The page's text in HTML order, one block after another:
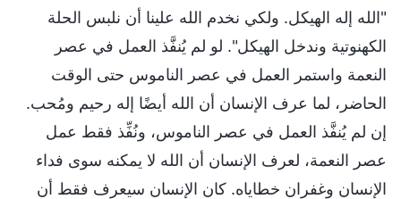
"الله إله الهيكل. ولكي نخدم الله علينا أن نلبس الحلة
الكهنوتية وندخل الهيكل". لو لم يُنفَّذ العمل في عصر
النعمة واستمر العمل في عصر الناموس حتى الوقت
الحاضر، لما عرف الإنسان أن الله أيضًا إله رحيم ومُحب.
إن لم يُنفَّذ العمل في عصر الناموس، ونُفِّذ فقط عمل
عصر النعمة، لعرف الإنسان أن الله لا يمكنه سوى فداء
الإنسان وغفران خطاياه. كان الإنسان سيعرف فقط أن